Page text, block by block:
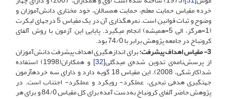
خرده مقیاس حمایت معلم، حمایت همسالان، خود مختاری دانش‌آموزان و
وضوح و ثبات قوانین است. نمره­گذاری آن در یک مقیاس 5 درجه­ای لیکرت
(1=هرگز، الی 5=همیشه) انجام می­گیرد. پایایی این آزمون با روش آلفای
کرونباخ در جامعه پژوهش برابر با 74/0 بود.
3- مقیاس اهداف پیشرفت: برای اندازه­گیری اهداف پیشرفت دانش‌آموزان
از پرسش‌نامه‌ی تدوین شده‌ی میدگلی[32] و همکاران(1998) استفاده
شد(کارشکی، 2008). این مقیاس 18 گویه دارد و دارای سه خرده­آزمون
جهت­گیری هدفی تبحری، عملکرد- رویکرد و عملکرد- اجتناب است. در
پژوهش حاضر آلفای کرونباخ به‌دست آمده برای کل مقیاس 84/0 و برای هر